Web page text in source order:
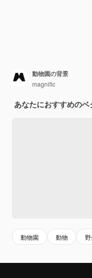
動物園の背景
magnific
あなたにおすすめのベ
動物園 動物